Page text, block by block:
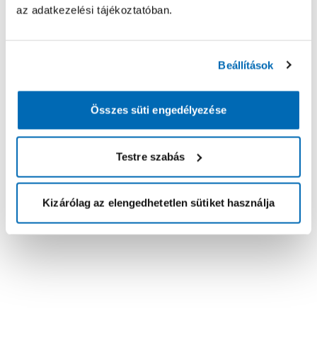
az adatkezelési tájékoztatóban.
Beállítások
Összes süti engedélyezése
Testre szabás
Kizárólag az elengedhetetlen sütiket használja